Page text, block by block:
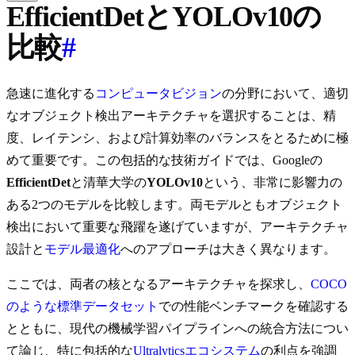
EfficientDetとYOLOv10の
比較#
急速に進化する コンピュータビジョンの分野において、適切
なオブジェクト検出アーキテクチャを選択することは、精
度、レイテンシ、および計算効率のバランスをとるために極
めて重要です。この包括的な技術ガイドでは、Googleの
EfficientDetと清華大学のYOLOv10という、非常に影響力の
ある2つのモデルを比較します。両モデルともオブジェクト
検出において重要な飛躍を遂げていますが、アーキテクチャ
設計と モデル最適化へのアプローチは大きく異なります。
ここでは、両者の核となるアーキテクチャを探求し、 COCO
のような標準データセット での性能ベンチマークを確認する
とともに、現代の機械学習パイプラインへの統合方法につい
て論じ、特に包括的なUltralyticsエコシステムの利点を強調